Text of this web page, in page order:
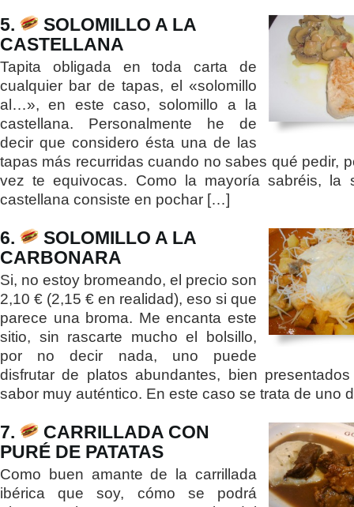
5.
SOLOMILLO A LA
CASTELLANA
Tapita obligada en toda carta de
cualquier bar de tapas, el «solomillo
al…», en este caso, solomillo a la
castellana. Personalmente he de
decir que considero ésta una de las
tapas más recurridas cuando no sabes qué pedir,
vez te equivocas. Como la mayoría sabréis, la
castellana consiste en pochar […]
6.
SOLOMILLO A LA
CARBONARA
Si, no estoy bromeando, el precio son
2,10 € (2,15 € en realidad), eso si que
parece una broma. Me encanta este
sitio, sin rascarte mucho el bolsillo,
por no decir nada, uno puede
disfrutar de platos abundantes, bien
sabor muy auténtico. En este caso se trata de uno
7.
CARRILLADA CON
PURÉ DE PATATAS
Como buen amante de la carrillada
ibérica que soy, cómo se podrá